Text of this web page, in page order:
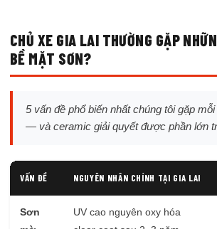
CHỦ XE GIA LAI THƯỜNG GẶP
BỀ MẶT SƠN?
5 vấn đề phổ biến nhất chúng tôi gặp
— và ceramic giải quyết được phần lớn
VẤN ĐỀ NGUYÊN NHÂN CHÍNH TẠI GIA LAI
Sơn
UV cao nguyên oxy hóa